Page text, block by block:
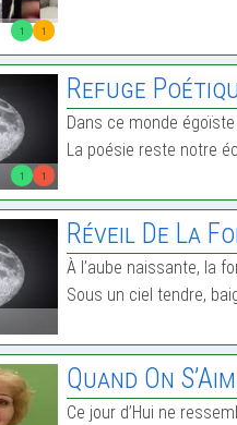
1 1
1 1
Refuge
Dans ce monde
La poésie reste notre
Réveil De La
À l’aube naissante, la
Sous un ciel tendre,
Quand On
Ce jour d’Hui ne